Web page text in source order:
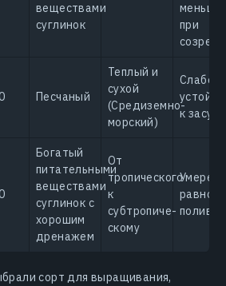
веществами
суглинок
при
Песчаный
Теплый и
сухой
(Средиземно-
морский)
Слабое;
к засухе
Богатый
питательными
веществами
суглинок с
хорошим
дренажем
От
тропического
к
субтропиче-
скому
полив
сорт для выращивания,